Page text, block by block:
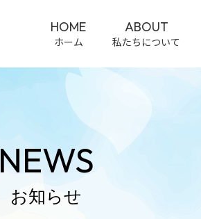
HOME
ホーム
ABOUT
私たちについて
NEWS
お知らせ